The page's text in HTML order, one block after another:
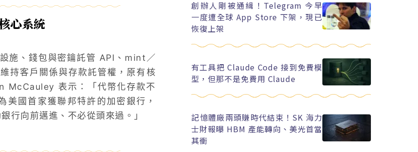
心系統
施、錢包與密鑰託管 API、mint／
持客戶關係與存款託管權，原有核
McCauley 表示：「代幣化存款不
美國首家獲聯邦特許的加密銀行，
向前邁進、不必從頭來過。」
創辦人剛被通緝！Telegram 今早
一度遭全球 App Store 下架，現已
恢復上架
有工具把 Claude Code 接到免費模
型，但那不是免費用 Claude
記憶體廠兩頭賺時代結束！SK 海力
士財報曝 HBM 產能轉向、美光首當
其衝